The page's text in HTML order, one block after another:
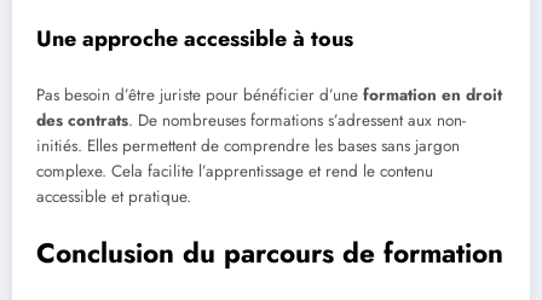
Une approche accessible à tous
Pas besoin d’être juriste pour bénéficier d’une formation en droit
des contrats. De nombreuses formations s’adressent aux non-
initiés. Elles permettent de comprendre les bases sans jargon
complexe. Cela facilite l’apprentissage et rend le contenu
accessible et pratique.
Conclusion du parcours de formation